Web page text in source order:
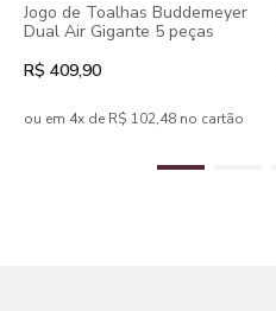
Jogo de Toalhas Buddemeyer
Dual Air Gigante 5 peças
R$ 409,90
ou em 4x de R$ 102,48 no cartão